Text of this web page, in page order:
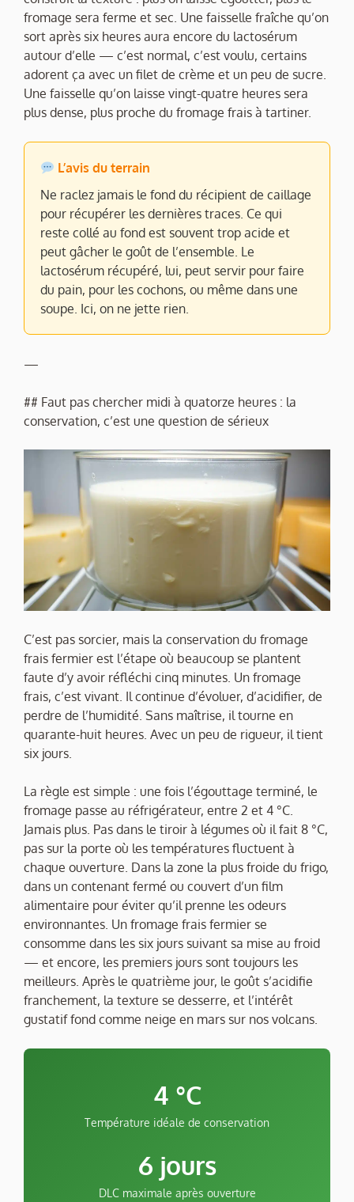
fromage sera ferme et sec. Une faisselle fraîche qu’on
sort après six heures aura encore du lactosérum
autour d’elle — c’est normal, c’est voulu, certains
adorent ça avec un filet de crème et un peu de sucre.
Une faisselle qu’on laisse vingt-quatre heures sera
plus dense, plus proche du fromage frais à tartiner.
L’avis du terrain
Ne raclez jamais le fond du récipient de caillage
pour récupérer les dernières traces. Ce qui
reste collé au fond est souvent trop acide et
peut gâcher le goût de l’ensemble. Le
lactosérum récupéré, lui, peut servir pour faire
du pain, pour les cochons, ou même dans une
soupe. Ici, on ne jette rien.
—
## Faut pas chercher midi à quatorze heures : la
conservation, c’est une question de sérieux
C’est pas sorcier, mais la conservation du fromage
frais fermier est l’étape où beaucoup se plantent
faute d’y avoir réfléchi cinq minutes. Un fromage
frais, c’est vivant. Il continue d’évoluer, d’acidifier, de
perdre de l’humidité. Sans maîtrise, il tourne en
quarante-huit heures. Avec un peu de rigueur, il tient
six jours.
La règle est simple : une fois l’égouttage terminé, le
fromage passe au réfrigérateur, entre 2 et 4 °C.
Jamais plus. Pas dans le tiroir à légumes où il fait 8 °C,
pas sur la porte où les températures fluctuent à
chaque ouverture. Dans la zone la plus froide du frigo,
dans un contenant fermé ou couvert d’un film
alimentaire pour éviter qu’il prenne les odeurs
environnantes. Un fromage frais fermier se
consomme dans les six jours suivant sa mise au froid
— et encore, les premiers jours sont toujours les
meilleurs. Après le quatrième jour, le goût s’acidifie
franchement, la texture se desserre, et l’intérêt
gustatif fond comme neige en mars sur nos volcans.
4 °C
Température idéale de conservation
6 jours
DLC maximale après ouverture